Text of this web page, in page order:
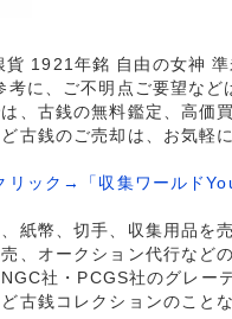
1921年銘 自由の女神 準
に、ご不明点ご要望など
、古銭の無料鑑定、高価
古銭のご売却は、お気軽
リック→「収集ワールド
紙幣、切手、収集用品を
、オークション代行など
社・PCGS社のグレー
古銭コレクションのこと